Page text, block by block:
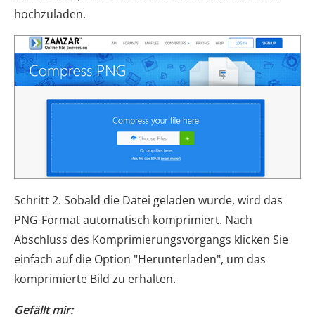
hochzuladen.
Schritt 2. Sobald die Datei geladen wurde, wird das
PNG-Format automatisch komprimiert. Nach
Abschluss des Komprimierungsvorgangs klicken Sie
einfach auf die Option "Herunterladen", um das
komprimierte Bild zu erhalten.
Gefällt mir: